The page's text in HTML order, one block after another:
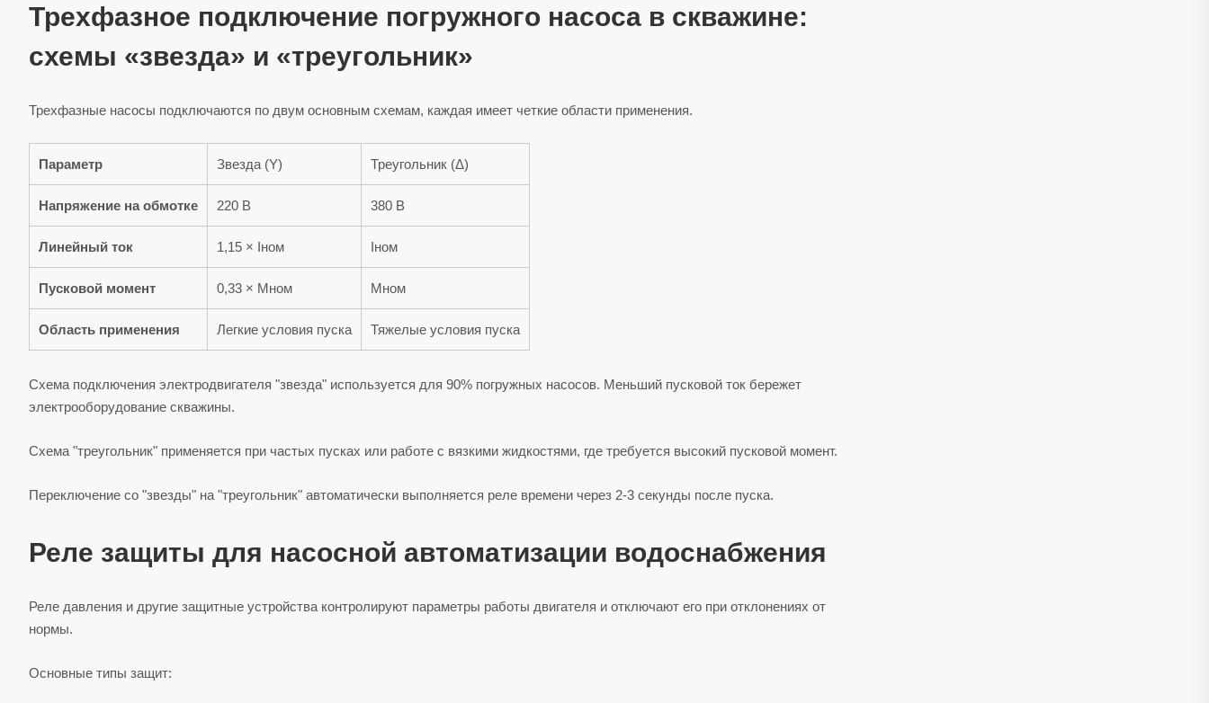
Трехфазное подключение погружного насоса в скважине:
схемы «звезда» и «треугольник»
Трехфазные насосы подключаются по двум основным схемам, каждая имеет четкие области применения.
Параметр Звезда (Y) Треугольник (Δ)
Напряжение на обмотке 220 В 380 В
Линейный ток 1,15 × Iном Iном
Пусковой момент 0,33 × Мном Мном
Область применения Легкие условия пуска Тяжелые условия пуска
Схема подключения электродвигателя "звезда" используется для 90% погружных насосов. Меньший пусковой ток бережет
электрооборудование скважины.
Схема "треугольник" применяется при частых пусках или работе с вязкими жидкостями, где требуется высокий пусковой момент.
Переключение со "звезды" на "треугольник" автоматически выполняется реле времени через 2-3 секунды после пуска.
Реле защиты для насосной автоматизации водоснабжения
Реле давления и другие защитные устройства контролируют параметры работы двигателя и отключают его при отклонениях от
нормы.
Основные типы защит: